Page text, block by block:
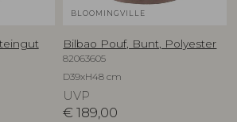
BLOOMINGVILLE
Bilbao Pouf, Bunt, Polyester
82063605
D39xH48 cm
UVP
€ 189,00